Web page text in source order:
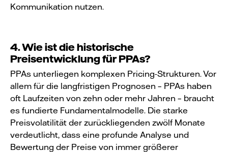
Kommunikation nutzen.
4. Wie ist die historische
Preisentwicklung für PPAs?
PPAs unterliegen komplexen Pricing-Strukturen. Vor
allem für die langfristigen Prognosen – PPAs haben
oft Laufzeiten von zehn oder mehr Jahren – braucht
es fundierte Fundamentalmodelle. Die starke
Preisvolatilität der zurückliegenden zwölf Monate
verdeutlicht, dass eine profunde Analyse und
Bewertung der Preise von immer größerer